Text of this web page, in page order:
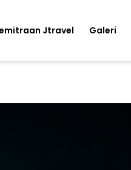
Jtravel Galeri